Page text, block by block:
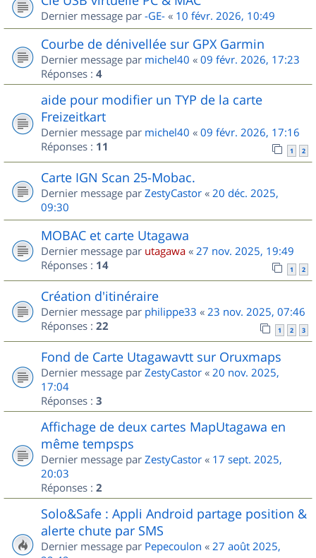
Dernier message par -GE- « 10 févr. 2026, 10:49
Courbe de dénivellée sur GPX Garmin
Dernier message par michel40 « 09 févr. 2026, 17:23
Réponses : 4
aide pour modifier un TYP de la carte
Freizeitkart
Dernier message par michel40 « 09 févr. 2026, 17:16
Réponses : 11 1 2
Carte IGN Scan 25-Mobac.
Dernier message par ZestyCastor « 20 déc. 2025,
09:30
MOBAC et carte Utagawa
Dernier message par utagawa « 27 nov. 2025, 19:49
Réponses : 14 1 2
Création d'itinéraire
Dernier message par philippe33 « 23 nov. 2025, 07:46
Réponses : 22 1 2 3
Fond de Carte Utagawavtt sur Oruxmaps
Dernier message par ZestyCastor « 20 nov. 2025,
17:04
Réponses : 3
Affichage de deux cartes MapUtagawa en
même tempsps
Dernier message par ZestyCastor « 17 sept. 2025,
20:03
Réponses : 2
Solo&Safe : Appli Android partage position &
alerte chute par SMS
Dernier message par Pepecoulon « 27 août 2025,